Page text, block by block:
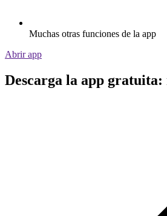
Muchas otras funciones de la app
Abrir app
Descarga la app